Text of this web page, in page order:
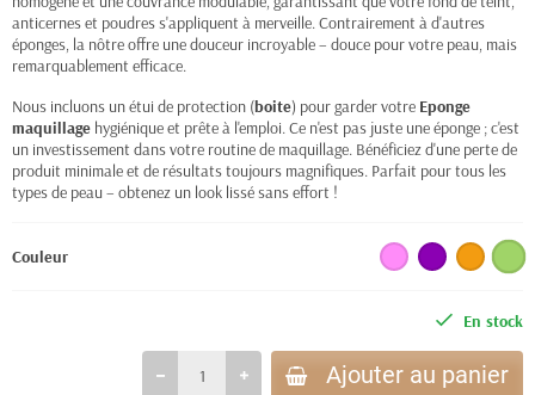
anticernes et poudres s'appliquent à merveille. Contrairement à d'autres
éponges, la nôtre offre une douceur incroyable – douce pour votre peau, mais
remarquablement efficace.
Nous incluons un étui de protection (boite) pour garder votre Eponge
maquillage hygiénique et prête à l'emploi. Ce n'est pas juste une éponge ; c'est
un investissement dans votre routine de maquillage. Bénéficiez d'une perte de
produit minimale et de résultats toujours magnifiques. Parfait pour tous les
types de peau – obtenez un look lissé sans effort !
Couleur
En stock
Ajouter au panier